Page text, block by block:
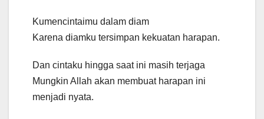
Kumencintaimu dalam diam
Karena diamku tersimpan kekuatan harapan.
Dan cintaku hingga saat ini masih terjaga
Mungkin Allah akan membuat harapan ini
menjadi nyata.